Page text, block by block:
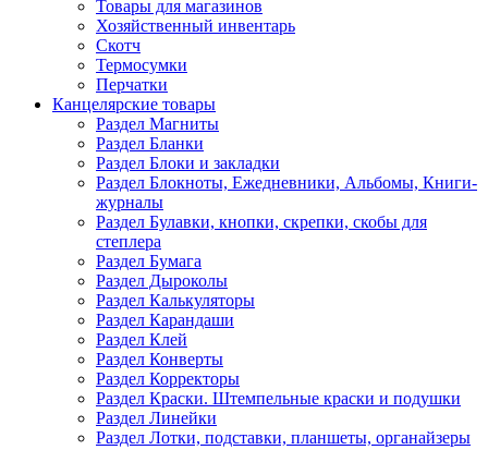
Товары для магазинов
Хозяйственный инвентарь
Скотч
Термосумки
Перчатки
Канцелярские товары
Раздел Магниты
Раздел Бланки
Раздел Блоки и закладки
Раздел Блокноты, Ежедневники, Альбомы, Книги-
журналы
Раздел Булавки, кнопки, скрепки, скобы для
степлера
Раздел Бумага
Раздел Дыроколы
Раздел Калькуляторы
Раздел Карандаши
Раздел Клей
Раздел Конверты
Раздел Корректоры
Раздел Краски. Штемпельные краски и подушки
Раздел Линейки
Раздел Лотки, подставки, планшеты, органайзеры